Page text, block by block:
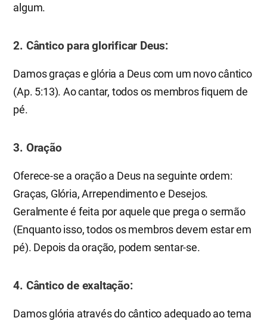
algum.
2. Cântico para glorificar Deus:
Damos graças e glória a Deus com um novo cântico
(Ap. 5:13). Ao cantar, todos os membros fiquem de
pé.
3. Oração
Oferece-se a oração a Deus na seguinte ordem:
Graças, Glória, Arrependimento e Desejos.
Geralmente é feita por aquele que prega o sermão
(Enquanto isso, todos os membros devem estar em
pé). Depois da oração, podem sentar-se.
4. Cântico de exaltação:
Damos glória através do cântico adequado ao tema